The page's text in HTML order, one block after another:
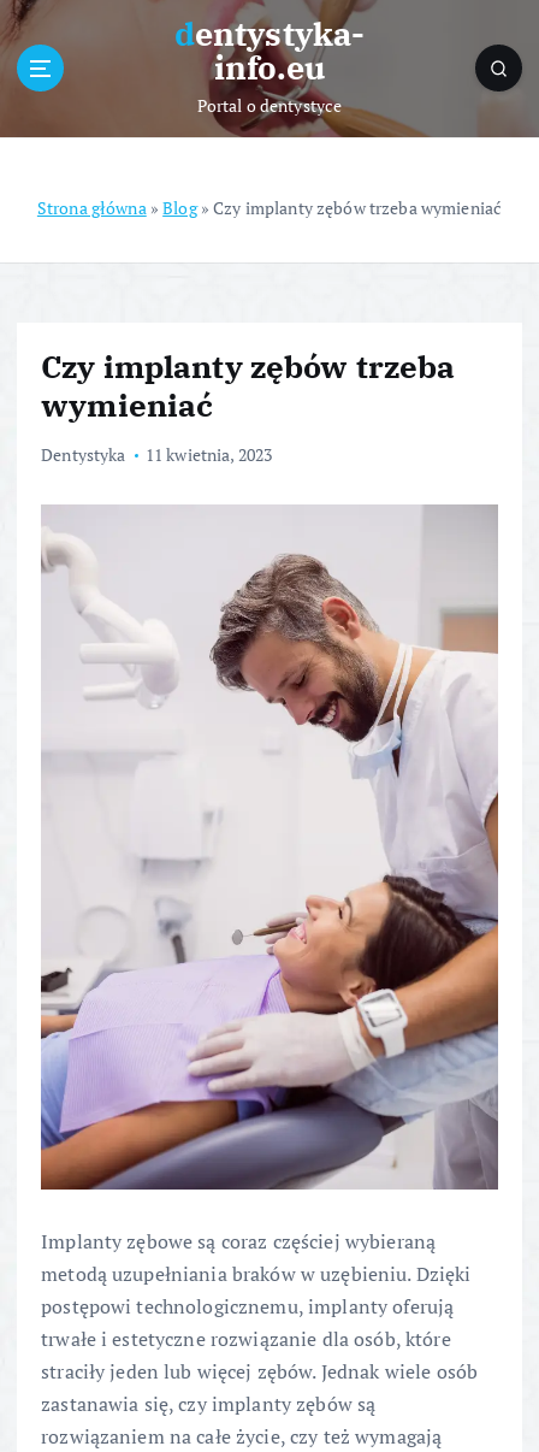
t
dentystyka-
info.eu
Portal o dentystyce
Strona główna»Blog»Czy implanty zębów trzeba wymieniać
Czy implanty zębów trzeba
wymieniać
Dentystyka 11 kwietnia, 2023
Implanty zębowe są coraz częściej wybieraną
metodą uzupełniania braków w uzębieniu. Dzięki
postępowi technologicznemu, implanty oferują
trwałe i estetyczne rozwiązanie dla osób, które
straciły jeden lub więcej zębów. Jednak wiele osób
zastanawia się, czy implanty zębów są
rozwiązaniem na całe życie, czy też wymagają